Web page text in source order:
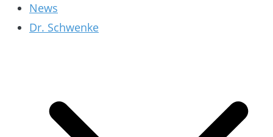
News
Dr. Schwenke